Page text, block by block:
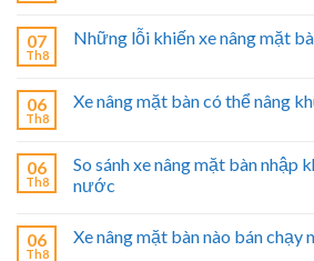
07
Th8
Những lỗi khiến xe nâng mặt
06
Th8
Xe nâng mặt bàn có thể nâng
06
Th8
So sánh xe nâng mặt bàn nhập
nước
06
Th8
Xe nâng mặt bàn nào bán chạy